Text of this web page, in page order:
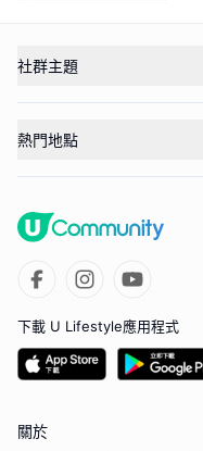
社群主題
熱門地點
下載 U Lifestyle應用程式
關於